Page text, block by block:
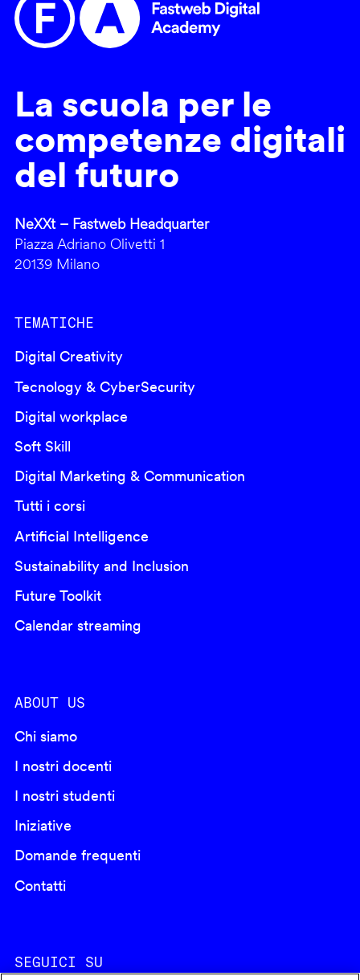
La scuola per le
competenze digitali
del futuro
NeXXt – Fastweb Headquarter
Piazza Adriano Olivetti 1
20139 Milano
TEMATICHE
Digital Creativity
Tecnology & CyberSecurity
Digital workplace
Soft Skill
Digital Marketing & Communication
Tutti i corsi
Artificial Intelligence
Sustainability and Inclusion
Future Toolkit
Calendar streaming
ABOUT US
Chi siamo
I nostri docenti
I nostri studenti
Iniziative
Domande frequenti
Contatti
SEGUICI SU